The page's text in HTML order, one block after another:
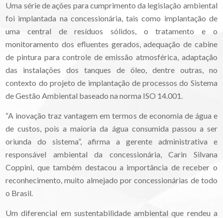
Uma série de ações para cumprimento da legislação ambiental
foi implantada na concessionária, tais como implantação de
uma central de resíduos sólidos, o tratamento e o
monitoramento dos efluentes gerados, adequação de cabine
de pintura para controle de emissão atmosférica, adaptação
das instalações dos tanques de óleo, dentre outras, no
contexto do projeto de implantação de processos do Sistema
de Gestão Ambiental baseado na norma ISO 14.001.
“A inovação traz vantagem em termos de economia de água e
de custos, pois a maioria da água consumida passou a ser
oriunda do sistema”, afirma a gerente administrativa e
responsável ambiental da concessionária, Carin Silvana
Coppini, que também destacou a importância de receber o
reconhecimento, muito almejado por concessionárias de todo
o Brasil.
Um diferencial em sustentabilidade ambiental que rendeu a